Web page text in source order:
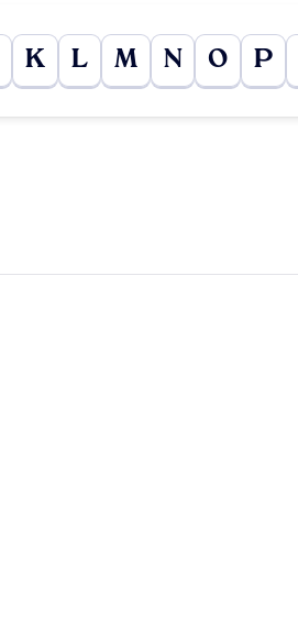
K L M N O P